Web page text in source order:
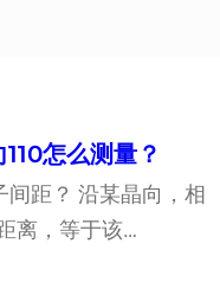
怎么测量？
间距？ 沿某晶向，相
离，等于该…